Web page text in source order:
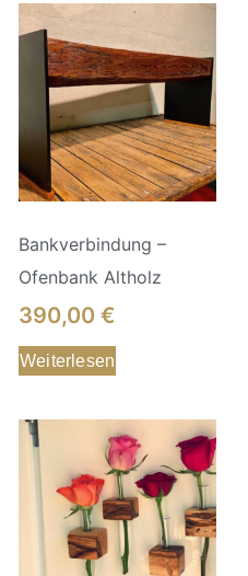
Bankverbindung –
Ofenbank Altholz
390,00€
Weiterlesen